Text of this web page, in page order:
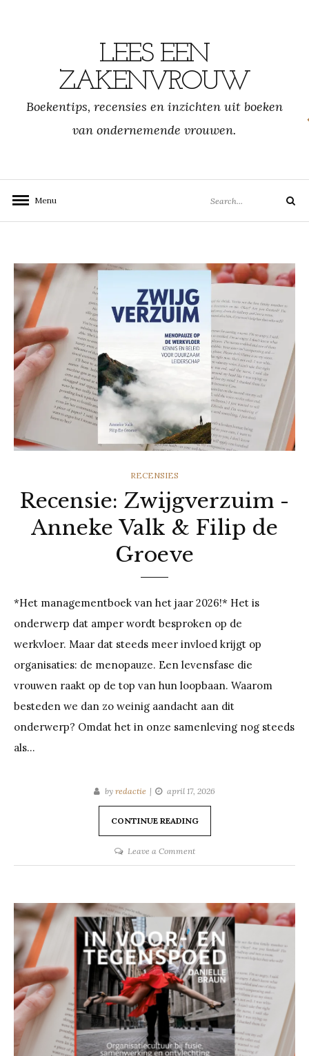
LEES EEN
ZAKENVROUW
Boekentips, recensies en inzichten uit boeken
van ondernemende vrouwen.
Menu
for:
Search
CATEGORIES
RECENSIES
Recensie: Zwijgverzuim -
Anneke Valk & Filip de
Groeve
*Het managementboek van het jaar 2026!* Het is
onderwerp dat amper wordt besproken op de
werkvloer. Maar dat steeds meer invloed krijgt op
organisaties: de menopauze. Een levensfase die
vrouwen raakt op de top van hun loopbaan. Waarom
besteden we dan zo weinig aandacht aan dit
onderwerp? Omdat het in onze samenleving nog steeds
als…
by redactie april 17, 2026
CONTINUE READING
Leave a Commenton
Anneke
Valk
&
Filip
de
Groeve